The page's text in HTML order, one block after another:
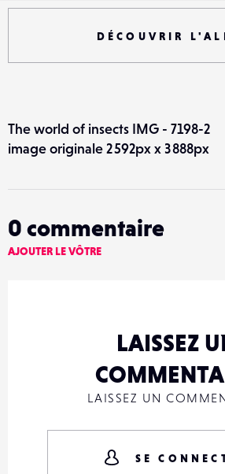
DÉCOUVRIR
The world of insects IMG - 7198-2
image originale 2 592px x 3 888px
0 commentaire
AJOUTER LE VÔTRE
LAISSEZ
LAISSEZ UN
SE